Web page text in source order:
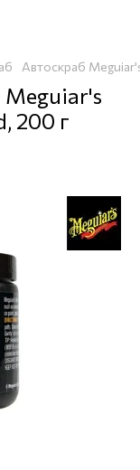
Автоскраб
Meguiar's
200 г